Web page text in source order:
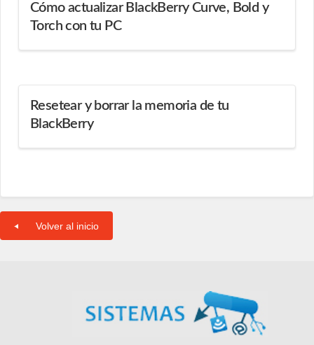
Cómo actualizar BlackBerry Curve, Bold y
Torch con tu PC
Resetear y borrar la memoria de tu
BlackBerry
Volver al inicio